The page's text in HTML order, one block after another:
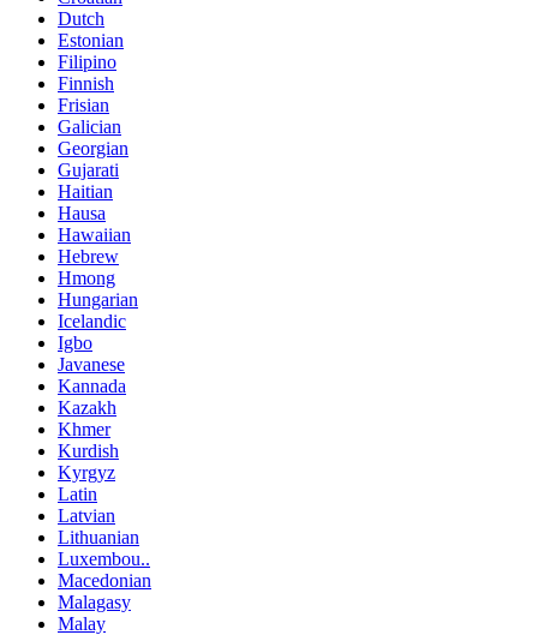
Dutch
Estonian
Filipino
Finnish
Frisian
Galician
Georgian
Gujarati
Haitian
Hausa
Hawaiian
Hebrew
Hmong
Hungarian
Icelandic
Igbo
Javanese
Kannada
Kazakh
Khmer
Kurdish
Kyrgyz
Latin
Latvian
Lithuanian
Luxembou..
Macedonian
Malagasy
Malay